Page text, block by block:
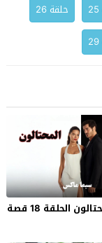
حلقة 26
مسلسل المحتالون الحلقة 18 قصة